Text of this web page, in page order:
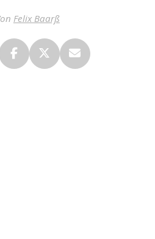
Felix Baarß